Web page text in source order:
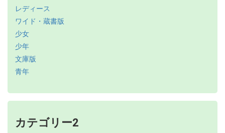
レディース
ワイド・蔵書版
少女
少年
文庫版
青年
カテゴリー2